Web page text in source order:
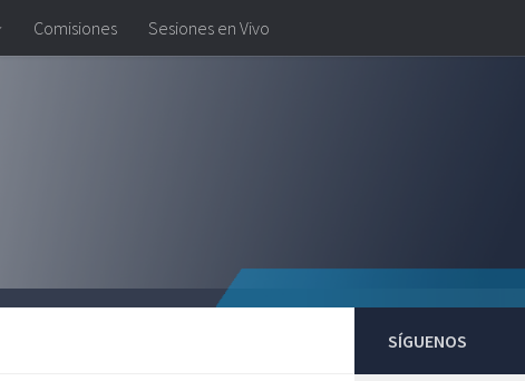
Comisiones Sesiones en Vivo
SÍGUENOS